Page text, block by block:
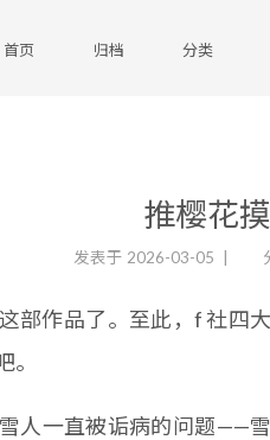
首页 归档 分类
推樱花
发表于 2026-03-05
部作品了。至此，f 社四
人一直被诟病的问题——